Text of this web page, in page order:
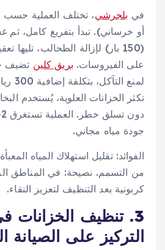
في بلجرشي، تختلف العملية حسب
أو خرساني). تبدأ بتفريغ كامل،
على الفيروسات. بريق كلين تضيف
لمنع التآكل، بتكلفة إضافية 300 ريال. في
تكثر الخزانات العلوية، يُستخدم
جودة مياه مجاني.
من التسمم. نصيحة: في المناطق
كربونية بعد التنظيف لتعزيز النقاء.
3. تنظيف الخزانات
التركيز على الصيانة